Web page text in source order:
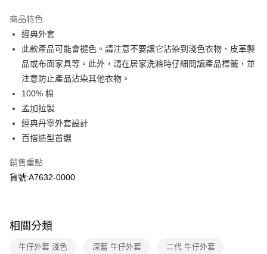
合作金庫商業銀行
華南商業銀行
上海商業儲蓄銀行
台北富邦商業銀行
國泰世華商業銀行
兆豐國際商業銀行
臺灣中小企業銀行
匯豐（台灣）商業銀行
聯邦商業銀行
元大商業銀行
玉山商業銀行
台新國際商業銀行
6 期 0 利率 每期
華南商業銀行
彰化商業銀行
上海商業儲蓄銀行
台北富邦商業銀行
國泰世華商業銀行
臺灣中小企業銀行
匯豐（台灣）商業銀行
聯邦商業銀行
元大商業銀行
玉山商業銀行
台灣樂天信用卡公司
超商取貨付款
LINE Pay
Apple Pay
街口支付
悠遊付
每筆NT$70，滿NT$1,000(含以上)免運費
付款後全家取貨
商品特色
經典外套
此款產品可能會褪色。請注意不要讓它沾染到淺色衣物、皮革製
品或布面家具等。此外，請在居家洗滌時仔細閱讀產品標籤，並
注意防止產品沾染其他衣物。
100% 棉
孟加拉製
經典丹寧外套設計
百搭造型首選
銷售重點
貨號:A7632-0000
相關分類
牛仔外套 淺色 深藍 牛仔外套 二代 牛仔外套